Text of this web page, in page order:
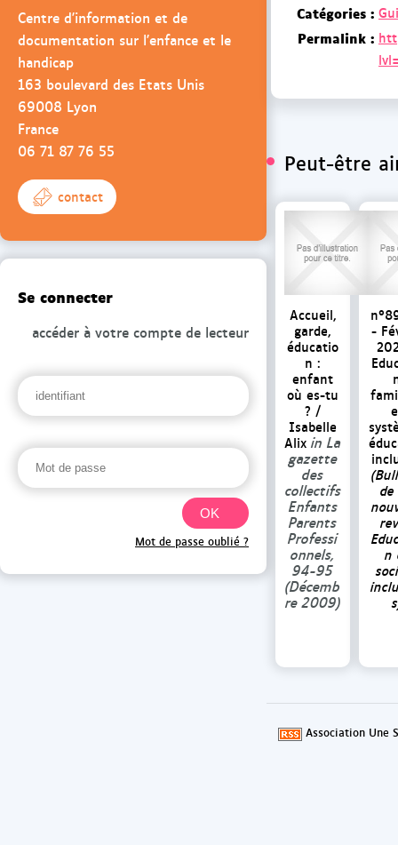
Catégories :
Permalink :
Peut-être
Accueil,
garde,
éducatio
n :
enfant
où es-tu
? /
Isabelle
Alix in La
gazette
des
collectifs
Enfants
Parents
Professi
onnels,
94-95
(Décemb
re 2009)
-
n
Association Une
Centre d'information et de
documentation sur l'enfance et le
handicap
163 boulevard des Etats Unis
69008 Lyon
France
06 71 87 76 55
contact
Se connecter
accéder à votre compte de lecteur
Mot de passe oublié ?